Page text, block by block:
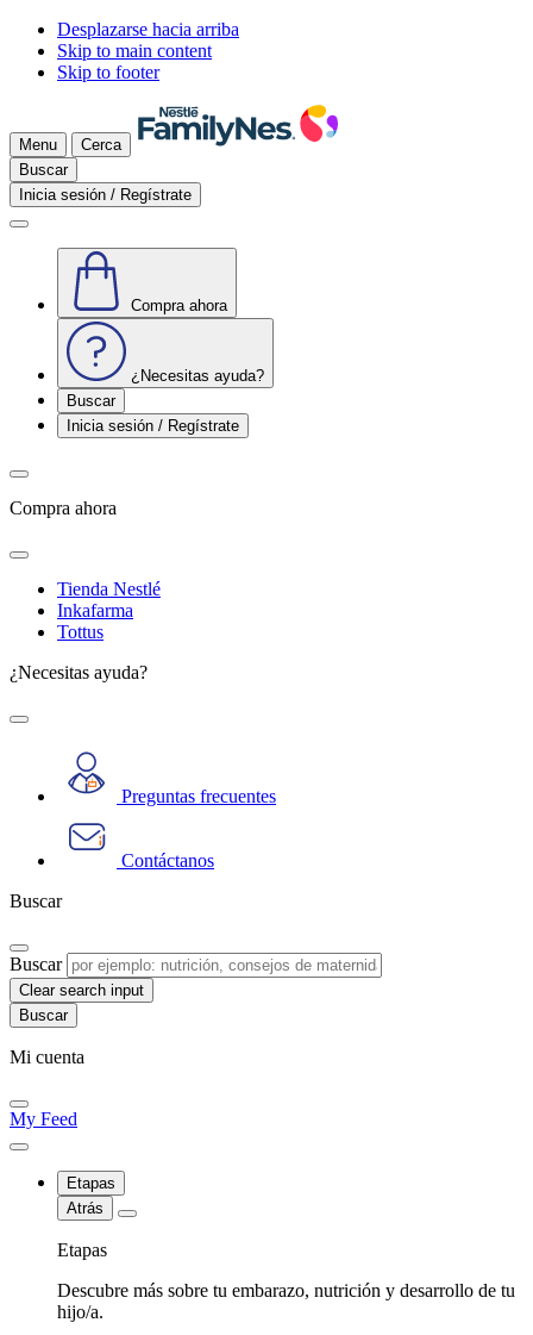
Desplazarse hacia arriba
Skip to main content
Skip to footer
Menu
Cerca
Buscar
Inicia sesión / Regístrate
Compra ahora
¿Necesitas ayuda?
Buscar
Inicia sesión / Regístrate
Compra ahora
Tienda Nestlé
Inkafarma
Tottus
¿Necesitas ayuda?
Preguntas frecuentes
Contáctanos
Buscar
Buscar
Clear search input
Mi cuenta
My Feed
Etapas
Atrás
Etapas
Descubre más sobre tu embarazo, nutrición y desarrollo de tu
hijo/a.